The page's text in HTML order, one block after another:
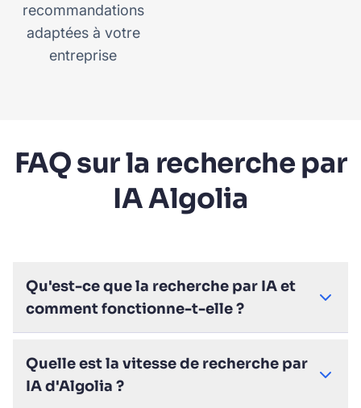
recommandations
adaptées à votre
entreprise
FAQ sur la recherche par
IA Algolia
Qu'est-ce que la recherche par IA et
comment fonctionne-t-elle ?
Quelle est la vitesse de recherche par
IA d'Algolia ?